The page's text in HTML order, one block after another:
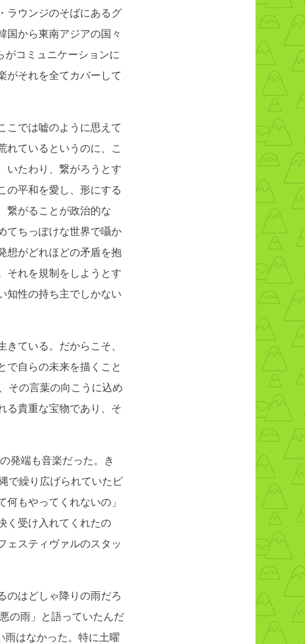
ラウンジのそばにあるグ
国から東南アジアの国々
コミュニケーションに
がそれを全てカバーして
こでは嘘のように思えて
れているというのに、こ
いたわり、繋がろうとす
の平和を愛し、形にする
繋がることが政治的な
てちっぽけな世界で囁か
想がどれほどの矛盾を抱
それを規制をしようとす
知性の持ち主でしかない
ている。だからこそ、
で自らの未来を描くこと
その言葉の向こうに込め
る貴重な宝物であり、そ
発端も音楽だった。き
で繰り広げられていたピ
もやってくれないの」
く受け入れてくれたの
ェスティヴァルのスタッ
のはどしゃ降りの雨だろ
の雨」と語っていたんだ
雨はなかった。特に土曜